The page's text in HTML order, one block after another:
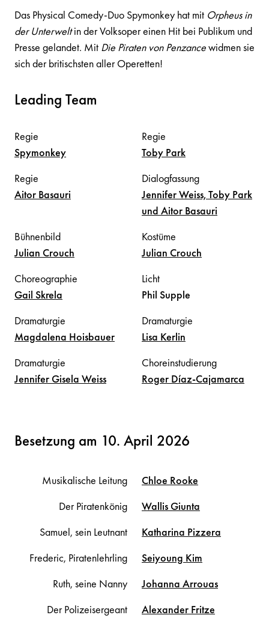
Das Physical Comedy-Duo Spymonkey hat mit Orpheus in
der Unterweltin der Volksoper einen Hit bei Publikum und
Presse gelandet. Mit Die Piraten von Penzancewidmen sie
sich der britischsten aller Operetten!
Leading Team
Regie
Spymonkey
Regie
Toby Park
Regie
Aitor Basauri
Dialogfassung
Jennifer Weiss, Toby Park
und Aitor Basauri
Bühnenbild
Julian Crouch
Kostüme
Julian Crouch
Choreographie
Gail Skrela
Licht
Phil Supple
Dramaturgie
Magdalena Hoisbauer
Dramaturgie
Lisa Kerlin
Dramaturgie
Jennifer Gisela Weiss
Choreinstudierung
Roger Díaz-Cajamarca
Besetzung am 10. April 2026
Musikalische Leitung Chloe Rooke
Der Piratenkönig
WallisGiunta
Samuel, sein Leutnant
Katharina Pizzera
Frederic, Piratenlehrling
Seiyoung Kim
Ruth, seine Nanny
Johanna Arrouas
Der Polizeisergeant
Alexander Fritze